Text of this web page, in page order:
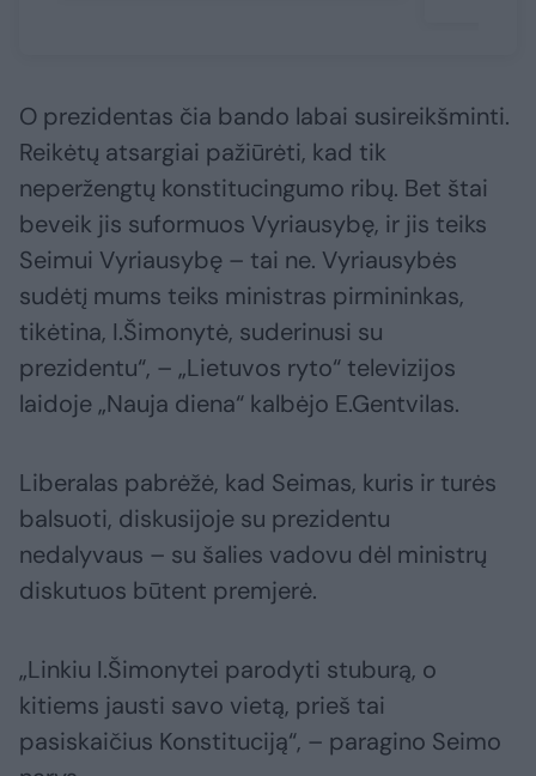
O prezidentas čia bando labai susireikšminti.
Reikėtų atsargiai pažiūrėti, kad tik
neperžengtų konstitucingumo ribų. Bet štai
beveik jis suformuos Vyriausybę, ir jis teiks
Seimui Vyriausybę – tai ne. Vyriausybės
sudėtį mums teiks ministras pirmininkas,
tikėtina, I.Šimonytė, suderinusi su
prezidentu“, – „Lietuvos ryto“ televizijos
laidoje „Nauja diena“ kalbėjo E.Gentvilas.
Liberalas pabrėžė, kad Seimas, kuris ir turės
balsuoti, diskusijoje su prezidentu
nedalyvaus – su šalies vadovu dėl ministrų
diskutuos būtent premjerė.
„Linkiu I.Šimonytei parodyti stuburą, o
kitiems jausti savo vietą, prieš tai
pasiskaičius Konstituciją“, – paragino Seimo